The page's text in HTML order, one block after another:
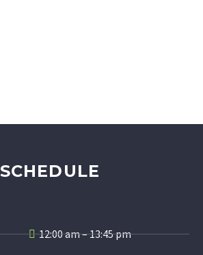
SCHEDULE
12:00 am – 13:45 pm